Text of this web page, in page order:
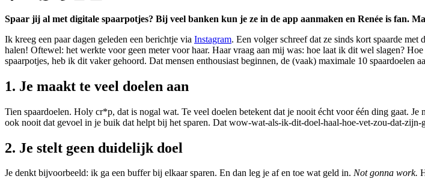
Spaar jij al met digitale spaarpotjes? Bij veel banken kun je ze in de app aanmaken en Renée is fan.
Ik kreeg een paar dagen geleden een berichtje via Instagram. Een volger schreef dat ze sinds kort spaarde
halen! Oftewel: het werkte voor geen meter voor haar. Haar vraag aan mij was: hoe laat ik dit wel slagen?
spaarpotjes, heb ik dit vaker gehoord. Dat mensen enthousiast beginnen, de (vaak) maximale 10 spaardoelen
1. Je maakt te veel doelen aan
Tien spaardoelen. Holy cr*p, dat is nogal wat. Te veel doelen betekent dat je nooit écht voor één ding gaat.
ook nooit dat gevoel in je buik dat helpt bij het sparen. Dat wow-wat-als-ik-dit-doel-haal-hoe-vet-zou-dat-zijn-
2. Je stelt geen duidelijk doel
Je denkt bijvoorbeeld: ik ga een buffer bij elkaar sparen. En dan leg je af en toe wat geld in. Not gonna work.